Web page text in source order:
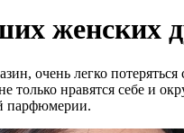
женских
очень легко
только нравятся себе и
парфюмерии.